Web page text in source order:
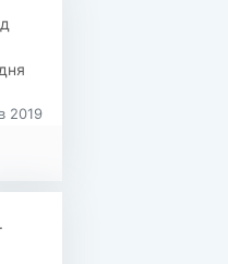
2019